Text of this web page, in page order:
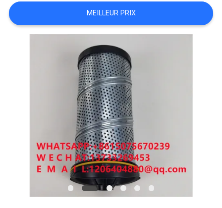
QUALITÉ
MEILLEUR PRIX